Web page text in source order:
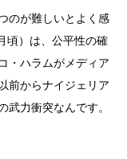
のが難しいとよく感
頃）は、公平性の確
・ハラムがメディア
前からナイジェリア
武力衝突なんです。